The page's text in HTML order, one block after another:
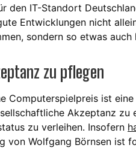
den IT-Standort
Entwicklungen nicht
sondern so etwas
zu pflegen
Computerspielpreis ist
Akzeptanz zu
zu verleihen. Insofern
von Wolfgang Börnsen ist